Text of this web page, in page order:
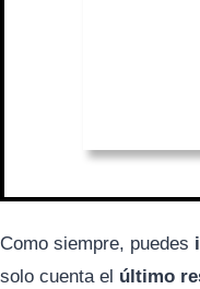
Como siempre, puedes
solo cuenta el último